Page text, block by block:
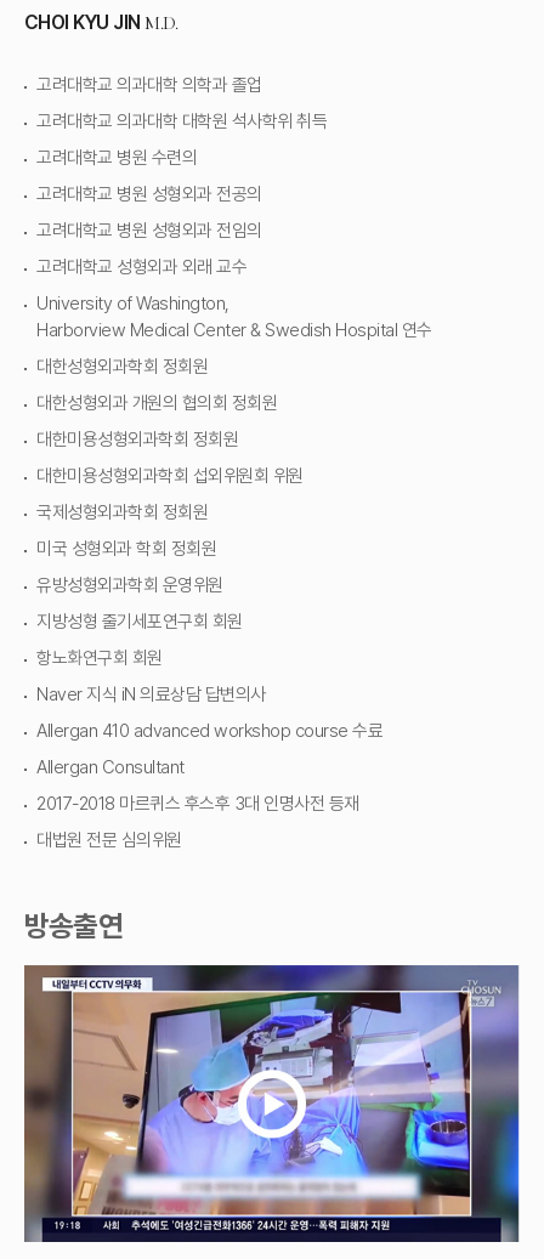
CHOI KYU JIN M.D.
고려대학교 의과대학 의학과 졸업
고려대학교 의과대학 대학원 석사학위 취득
고려대학교 병원 수련의
고려대학교 병원 성형외과 전공의
고려대학교 병원 성형외과 전임의
고려대학교 성형외과 외래 교수
University of Washington,
Harborview Medical Center & Swedish Hospital 연수
대한성형외과학회 정회원
대한성형외과 개원의 협의회 정회원
대한미용성형외과학회 정회원
대한미용성형외과학회 섭외위원회 위원
국제성형외과학회 정회원
미국 성형외과 학회 정회원
유방성형외과학회 운영위원
지방성형 줄기세포연구회 회원
항노화연구회 회원
Naver 지식 iN 의료상담 답변의사
Allergan 410 advanced workshop course 수료
Allergan Consultant
2017-2018 마르퀴스 후스후 3대 인명사전 등재
대법원 전문 심의위원
방송출연